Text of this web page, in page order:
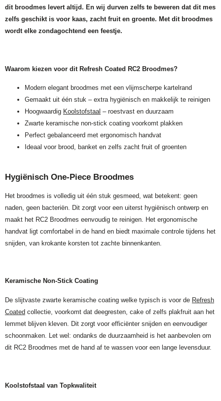
dit broodmes levert altijd. En wij durven zelfs te beweren dat dit mes
zelfs geschikt is voor kaas, zacht fruit en groente. Met dit broodmes
wordt elke zondagochtend een feestje.
Waarom kiezen voor dit Refresh Coated RC2 Broodmes?
Modern elegant broodmes met een vlijmscherpe kartelrand
Gemaakt uit één stuk – extra hygiënisch en makkelijk te reinigen
Hoogwaardig Koolstofstaal – roestvast en duurzaam
Zwarte keramische non-stick coating voorkomt plakken
Perfect gebalanceerd met ergonomisch handvat
Ideaal voor brood, banket en zelfs zacht fruit of groenten
Hygiënisch One-Piece Broodmes
Het broodmes is volledig uit één stuk gesmeed, wat betekent: geen
naden, geen bacteriën. Dit zorgt voor een uiterst hygiënisch ontwerp en
maakt het RC2 Broodmes eenvoudig te reinigen. Het ergonomische
handvat ligt comfortabel in de hand en biedt maximale controle tijdens het
snijden, van krokante korsten tot zachte binnenkanten.
Keramische Non-Stick Coating
De slijtvaste zwarte keramische coating welke typisch is voor de Refresh
Coated collectie, voorkomt dat deegresten, cake of zelfs plakfruit aan het
lemmet blijven kleven. Dit zorgt voor efficiënter snijden en eenvoudiger
schoonmaken. Let wel: ondanks de duurzaamheid is het aanbevolen om
dit RC2 Broodmes met de hand af te wassen voor een lange levensduur.
Koolstofstaal van Topkwaliteit